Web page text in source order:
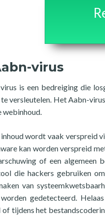
virus
is een bedreiging die
versleutelen. Het Aabn-
webinhoud.
wordt vaak verspreid
kan worden verspreid
of een algemeen
die hackers gebruiken
van
gedetecteerd.
tijdens het